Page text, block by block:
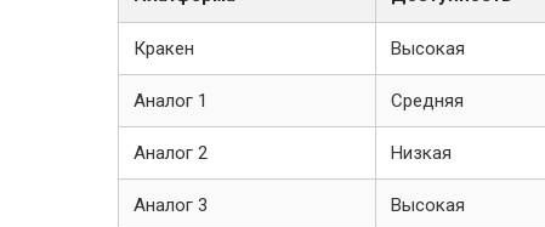
Кракен Высокая
Аналог 1 Средняя
Аналог 2 Низкая
Аналог 3 Высокая